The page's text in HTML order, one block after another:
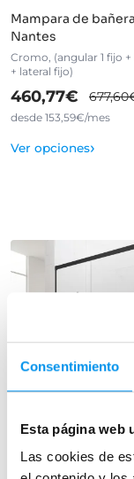
Consentimiento
Esta página web
Las cookies de
Mampara de
Nantes
Cromo, (angular 1 fijo +
+ lateral fijo)
460,77€
desde 153,59€/mes
Ver opciones›
Basic